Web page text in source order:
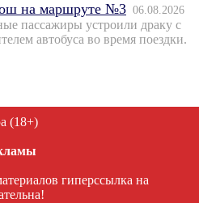
на маршруте №3 06.08.2026
пассажиры устроили драку с
автобуса во время поездки.
(18+)
гиперссылка на